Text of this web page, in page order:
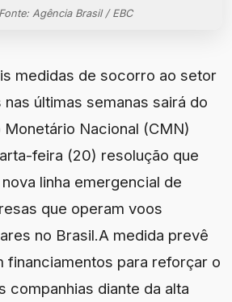
Agência Brasil / EBC
medidas de socorro ao setor
últimas semanas sairá do
Monetário Nacional (CMN)
feira (20) resolução que
linha emergencial de
que operam voos
no Brasil.A medida prevê
financiamentos para reforçar o
companhias diante da alta